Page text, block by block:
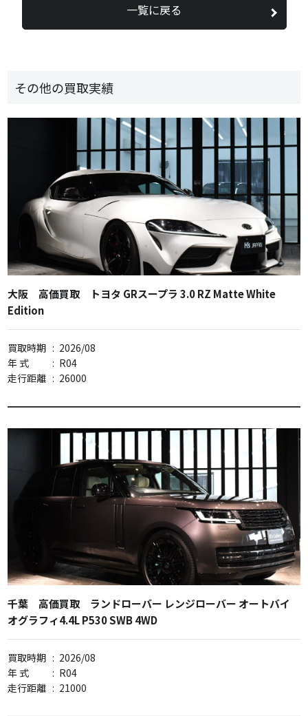
その他の買取実績
大阪 高価買取 トヨタ GRスープラ 3.0 RZ Matte White
Edition
買取時期 : 2026/08
年 式
: R04
走行距離 : 26000
千葉 高価買取 ランドローバー レンジローバー オートバイ
オグラフィ4.4L P530 SWB 4WD
買取時期 : 2026/08
年 式
: R04
走行距離 : 21000
一覧に戻る